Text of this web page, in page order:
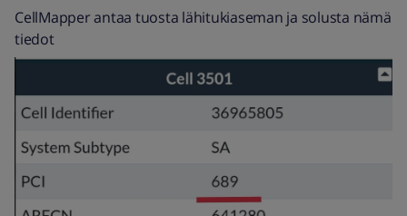
CellMapper antaa tuosta lähitukiaseman ja solusta nämä
tiedot